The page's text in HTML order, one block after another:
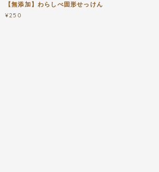
【無添加】わらしべ固形せっけん
¥250